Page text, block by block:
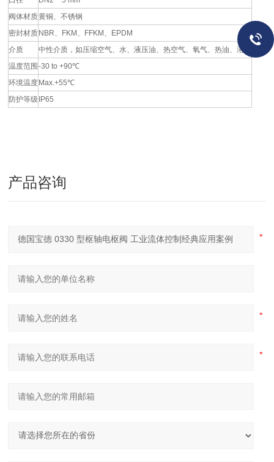
阀体材质黄铜、不锈钢
密封材质 NBR、FKM、FFKM、EPDM
介质
中性介质，如压缩空气、水、液压油、热空气、氧气、热油、溶液
温度范围 -30 to +90℃
环境温度 Max.+55℃
防护等级 IP65
产品咨询